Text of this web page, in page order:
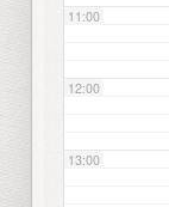
11:00
12:00
13:00